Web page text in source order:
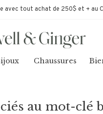
avec tout achat de 250$ et + au
Chaussures
au mot-clé